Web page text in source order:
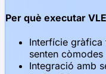
Per què executar
Interfície gràfica
senten
Integració amb